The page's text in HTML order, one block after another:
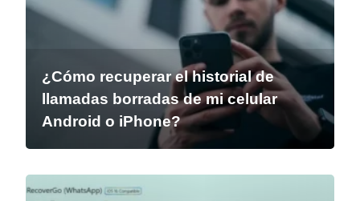
¿Cómo recuperar el historial de
llamadas borradas de mi celular
Android o iPhone?